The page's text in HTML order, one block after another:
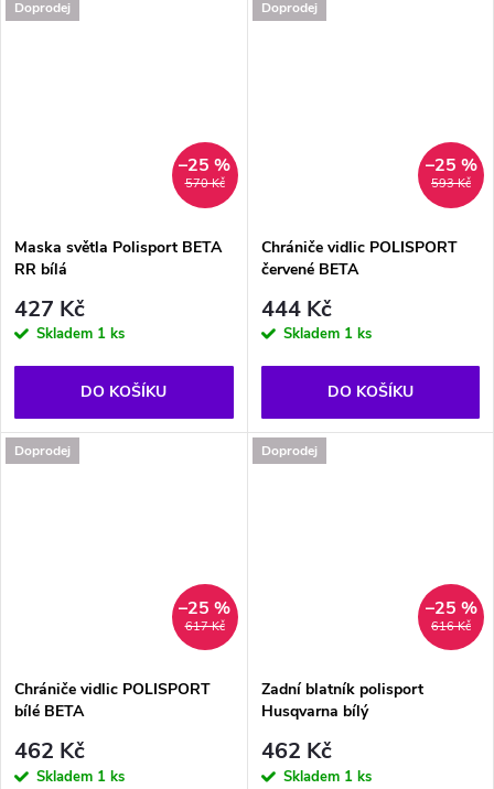
Doprodej
570 Kč
–25 %
Maska světla Polisport BETA
RR bílá
427 Kč
Skladem 1 ks
DO KOŠÍKU
Doprodej
593 Kč
–25 %
Chrániče vidlic POLISPORT
červené BETA
444 Kč
Skladem 1 ks
DO KOŠÍKU
Doprodej
617 Kč
–25 %
Chrániče vidlic POLISPORT
bílé BETA
462 Kč
Skladem 1 ks
Doprodej
616 Kč
–25 %
Zadní blatník polisport
Husqvarna bílý
462 Kč
Skladem 1 ks